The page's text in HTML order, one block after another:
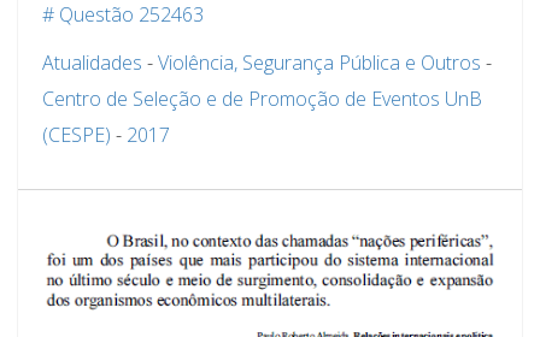
# Questão 252463
Atualidades -Violência, Segurança Pública e Outros -
Centro de Seleção e de Promoção de Eventos UnB
(CESPE) - 2017